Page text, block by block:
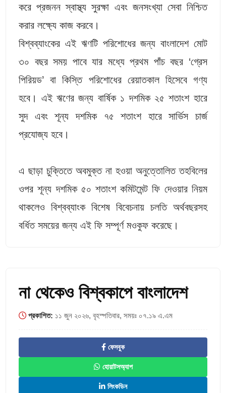
করে প্রজনন স্বাস্থ্য সুরক্ষা এবং জনসংখ্যা সেবা নিশ্চিত
করার লক্ষ্যে কাজ করবে।
বিশ্বব্যাংকের এই ঋণটি পরিশোধের জন্য বাংলাদেশ মোট
৩০ বছর সময় পাবে যার মধ্যে প্রথম পাঁচ বছর ‘গ্রেস
পিরিয়ড’ বা কিস্তি পরিশোধের রেয়াতকাল হিসেবে গণ্য
হবে। এই ঋণের জন্য বার্ষিক ১ দশমিক ২৫ শতাংশ হারে
সুদ এবং শূন্য দশমিক ৭৫ শতাংশ হারে সার্ভিস চার্জ
প্রযোজ্য হবে।
এ ছাড়া চুক্তিতে অবমুক্ত না হওয়া অনুত্তোলিত তহবিলের
ওপর শূন্য দশমিক ৫০ শতাংশ কমিটমেন্ট ফি দেওয়ার নিয়ম
থাকলেও বিশ্বব্যাংক বিশেষ বিবেচনায় চলতি অর্থবছরসহ
বর্ধিত সময়ের জন্য এই ফি সম্পূর্ণ মওকুফ করেছে।
না থেকেও বিশ্বকাপে বাংলাদেশ
প্রকাশিত: ১১ জুন ২০২৬, বৃহস্পতিবার, সময়ঃ ০৭.১৯ এ.এম
ফেসবুক
হোয়াটসঅ্যাপ
লিংকডিন